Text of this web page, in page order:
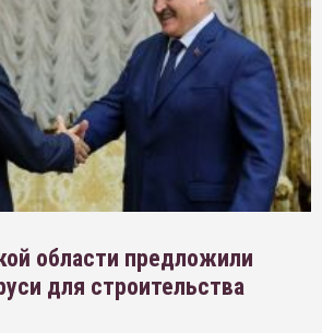
области предложили
для строительства